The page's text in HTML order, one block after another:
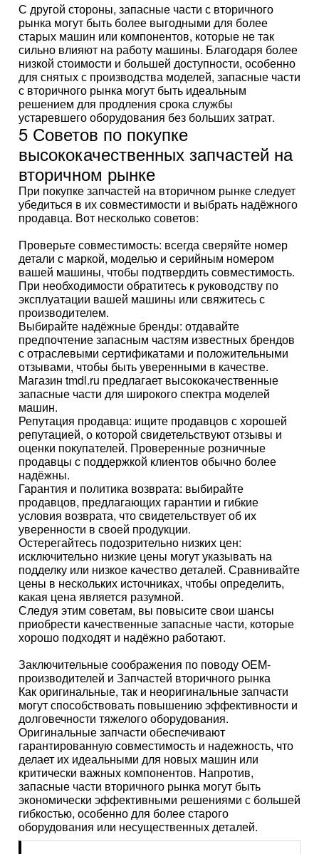
С другой стороны, запасные части с вторичного
рынка могут быть более выгодными для более
старых машин или компонентов, которые не так
сильно влияют на работу машины. Благодаря более
низкой стоимости и большей доступности, особенно
для снятых с производства моделей, запасные части
с вторичного рынка могут быть идеальным
решением для продления срока службы
устаревшего оборудования без больших затрат.
5 Советов по покупке
высококачественных запчастей на
вторичном рынке
При покупке запчастей на вторичном рынке следует
убедиться в их совместимости и выбрать надёжного
продавца. Вот несколько советов:
Проверьте совместимость: всегда сверяйте номер
детали с маркой, моделью и серийным номером
вашей машины, чтобы подтвердить совместимость.
При необходимости обратитесь к руководству по
эксплуатации вашей машины или свяжитесь с
производителем.
Выбирайте надёжные бренды: отдавайте
предпочтение запасным частям известных брендов
с отраслевыми сертификатами и положительными
отзывами, чтобы быть уверенными в качестве.
Магазин tmdl.ru предлагает высококачественные
запасные части для широкого спектра моделей
машин.
Репутация продавца: ищите продавцов с хорошей
репутацией, о которой свидетельствуют отзывы и
оценки покупателей. Проверенные розничные
продавцы с поддержкой клиентов обычно более
надёжны.
Гарантия и политика возврата: выбирайте
продавцов, предлагающих гарантии и гибкие
условия возврата, что свидетельствует об их
уверенности в своей продукции.
Остерегайтесь подозрительно низких цен:
исключительно низкие цены могут указывать на
подделку или низкое качество деталей. Сравнивайте
цены в нескольких источниках, чтобы определить,
какая цена является разумной.
Следуя этим советам, вы повысите свои шансы
приобрести качественные запасные части, которые
хорошо подходят и надёжно работают.
Заключительные соображения по поводу OEM-
производителей и Запчастей вторичного рынка
Как оригинальные, так и неоригинальные запчасти
могут способствовать повышению эффективности и
долговечности тяжелого оборудования.
Оригинальные запчасти обеспечивают
гарантированную совместимость и надежность, что
делает их идеальными для новых машин или
критически важных компонентов. Напротив,
запасные части вторичного рынка могут быть
экономически эффективными решениями с большей
гибкостью, особенно для более старого
оборудования или несущественных деталей.